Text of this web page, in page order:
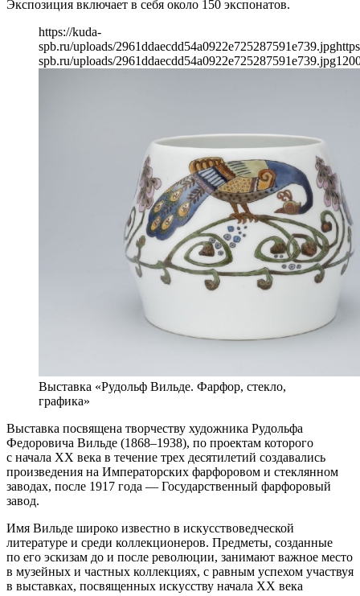
Экспозиция включает в себя около 150 экспонатов.
https://kuda-
spb.ru/uploads/2961ddaecdd54a0922e725287591e739.jpg
spb.ru/uploads/2961ddaecdd54a0922e725287591e739.jpg
Выставка «Рудольф Вильде. Фарфор, стекло,
графика»
Выставка посвящена творчеству художника Рудольфа
Федоровича Вильде (1868–1938), по проектам которого
с начала XX века в течение трех десятилетий создавались
произведения на Императорских фарфоровом и стеклянном
заводах, после 1917 года — Государственный фарфоровый
завод.
Имя Вильде широко известно в искусствоведческой
литературе и среди коллекционеров. Предметы, созданные
по его эскизам до и после революции, занимают важное место
в музейных и частных коллекциях, с равным успехом участвуя
в выставках, посвященных искусству начала XX века